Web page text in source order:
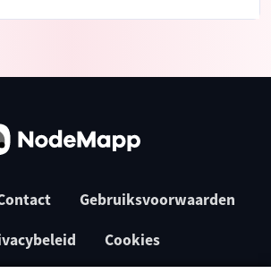
Gebruiksvoorwaarden
Cookies